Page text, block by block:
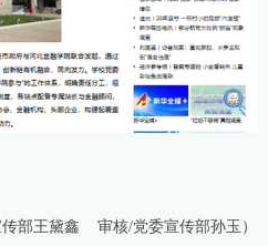
传部王黛鑫 审核/党委宣传部孙玉）